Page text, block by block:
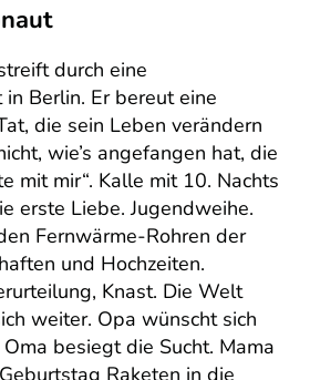
durch eine
Berlin. Er bereut eine
die sein Leben verändern
wie’s angefangen hat, die
mit mir“. Kalle mit 10. Nachts
erste Liebe. Jugendweihe.
Fernwärme-Rohren der
und Hochzeiten.
Knast. Die Welt
weiter. Opa wünscht sich
besiegt die Sucht. Mama